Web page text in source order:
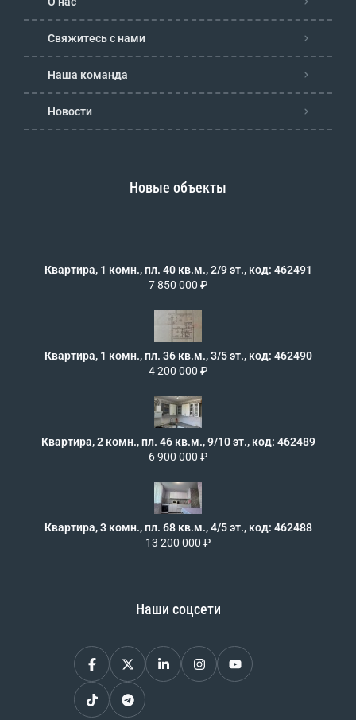
Свяжитесь с нами
Наша команда
Новости
Новые объекты
Квартира, 1 комн., пл. 40 кв.м., 2/9 эт., код: 462491
7 850 000 ₽
Квартира, 1 комн., пл. 36 кв.м., 3/5 эт., код: 462490
4 200 000 ₽
Квартира, 2 комн., пл. 46 кв.м., 9/10 эт., код: 462489
6 900 000 ₽
Квартира, 3 комн., пл. 68 кв.м., 4/5 эт., код: 462488
13 200 000 ₽
Наши соцсети